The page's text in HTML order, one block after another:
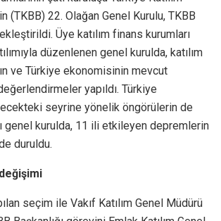
(TKBB) 22. Olağan Genel Kurulu, TKBB
Üye katılım finans kurumları
düzenlenen genel kurulda, katılım
ve Türkiye ekonomisinin mevcut
yapıldı. Türkiye
seyrine yönelik öngörülerin de
genel kurulda, 11 ili etkileyen depremlerin
duruldu.
seçim ile Vakıf Katılım Genel Müdürü